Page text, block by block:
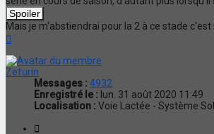
Mais je m'abstiendrai pour la 2 à ce stade c'est
Zefurin
Messages : 4932
Enregistré le : lun. 31 août 2020 11:49
Localisation : Voie Lactée - Système